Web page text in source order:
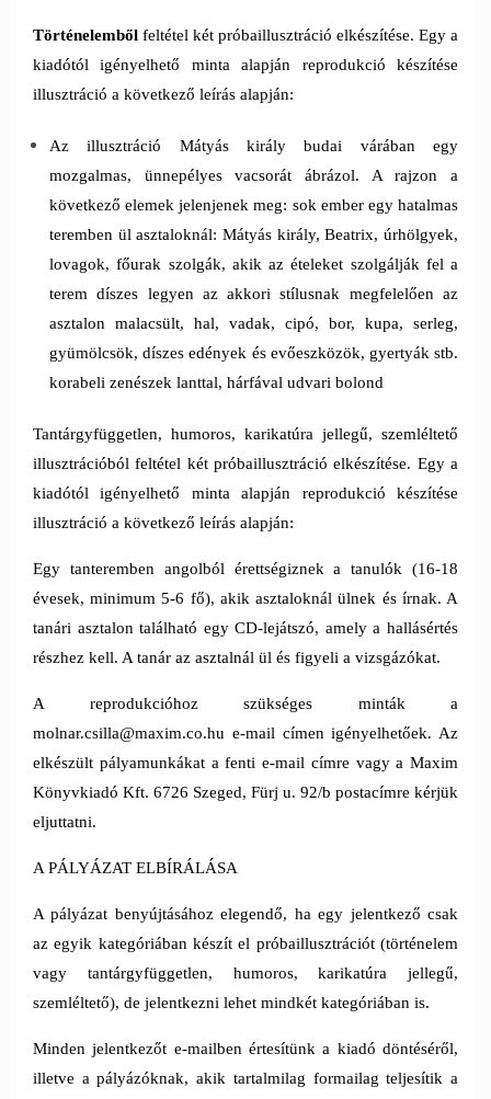
Történelemből feltétel két próbaillusztráció elkészítése. Egy a
kiadótól igényelhető minta alapján reprodukció készítése
illusztráció a következő leírás alapján:
Az illusztráció Mátyás király budai várában egy
mozgalmas, ünnepélyes vacsorát ábrázol. A rajzon a
következő elemek jelenjenek meg: sok ember egy hatalmas
teremben ül asztaloknál: Mátyás király, Beatrix, úrhölgyek,
lovagok, főurak szolgák, akik az ételeket szolgálják fel a
terem díszes legyen az akkori stílusnak megfelelően az
asztalon malacsült, hal, vadak, cipó, bor, kupa, serleg,
gyümölcsök, díszes edények és evőeszközök, gyertyák stb.
korabeli zenészek lanttal, hárfával udvari bolond
Tantárgyfüggetlen, humoros, karikatúra jellegű, szemléltető
illusztrációból feltétel két próbaillusztráció elkészítése. Egy a
kiadótól igényelhető minta alapján reprodukció készítése
illusztráció a következő leírás alapján:
Egy tanteremben angolból érettségiznek a tanulók (16-18
évesek, minimum 5-6 fő), akik asztaloknál ülnek és írnak. A
tanári asztalon található egy CD-lejátszó, amely a hallásértés
részhez kell. A tanár az asztalnál ül és figyeli a vizsgázókat.
A reprodukcióhoz szükséges minták a
molnar.csilla@maxim.co.hu e-mail címen igényelhetőek. Az
elkészült pályamunkákat a fenti e-mail címre vagy a Maxim
Könyvkiadó Kft. 6726 Szeged, Fürj u. 92/b postacímre kérjük
eljuttatni.
A PÁLYÁZAT ELBÍRÁLÁSA
A pályázat benyújtásához elegendő, ha egy jelentkező csak
az egyik kategóriában készít el próbaillusztrációt (történelem
vagy tantárgyfüggetlen, humoros, karikatúra jellegű,
szemléltető), de jelentkezni lehet mindkét kategóriában is.
Minden jelentkezőt e-mailben értesítünk a kiadó döntéséről,
illetve a pályázóknak, akik tartalmilag formailag teljesítik a